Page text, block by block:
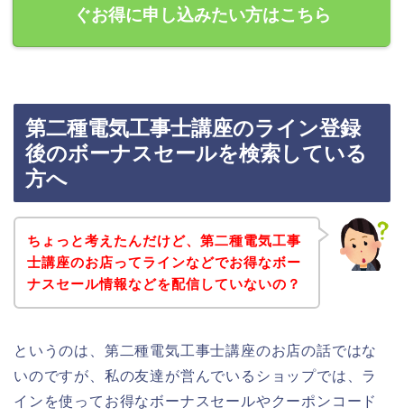
ぐお得に申し込みたい方はこちら
第二種電気工事士講座のライン登録
後のボーナスセールを検索している
方へ
ちょっと考えたんだけど、第二種電気工事
士講座のお店ってラインなどでお得なボー
ナスセール情報などを配信していないの？
というのは、第二種電気工事士講座のお店の話ではな
いのですが、私の友達が営んでいるショップでは、ラ
インを使ってお得なボーナスセールやクーポンコード